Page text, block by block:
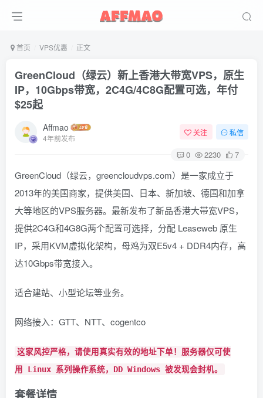
首页 VPS优惠 正文
GreenCloud（绿云）新上香港大带宽VPS，原生
IP，10Gbps带宽，2C4G/4C8G配置可选，年付
$25起
Affmao
4年前发布
关注 私信
0 2230 7
GreenCloud（绿云，greencloudvps.com）是一家成立于
2013年的美国商家，提供美国、日本、新加坡、德国和加拿
大等地区的VPS服务器。最新发布了新品香港大带宽VPS，
提供2C4G和4G8G两个配置可选择，分配 Leaseweb 原生
IP，采用KVM虚拟化架构，母鸡为双E5v4 + DDR4内存，高
达10Gbps带宽接入。
适合建站、小型论坛等业务。
网络接入：GTT、NTT、cogentco
这家风控严格，请使用真实有效的地址下单！服务器仅可使
用
Linux 系列操作系统， DD Windows 被发现会封机。
套餐详情